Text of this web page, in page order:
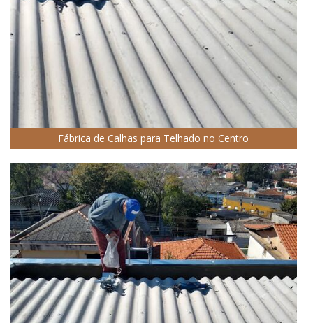
Fábrica de Calhas para Telhado no Centro